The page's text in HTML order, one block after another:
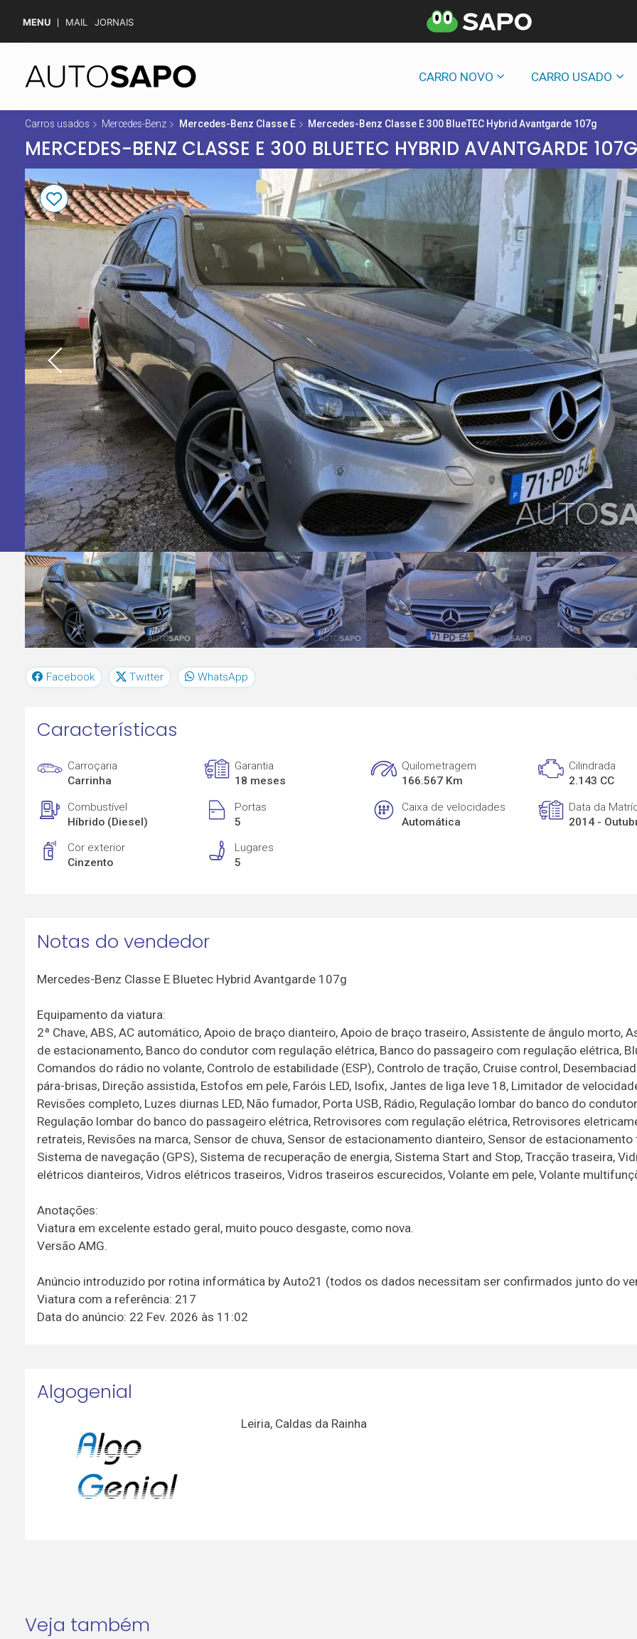
MENU MAIL JORNAIS
CARRO NOVO CARRO USADO
Carros usados Mercedes-Benz Mercedes-Benz Classe E Mercedes-Benz Classe E 300 BlueTEC Hybrid Avantgarde 107g
MERCEDES-BENZ CLASSE E 300 BLUETEC HYBRID AVANTGARDE 107G
Facebook Twitter WhatsApp
Características
Carroçaria
Carrinha
Garantia
18 meses
Quilometragem
166.567 Km
Cilindrada
2.143 CC
Combustível
Híbrido (Diesel)
Portas
5
Caixa de velocidades
Automática
Data da
2014 -
Cor exterior
Cinzento
Lugares
5
Notas do vendedor
Mercedes-Benz Classe E Bluetec Hybrid Avantgarde 107g
Equipamento da viatura:
2ª Chave, ABS, AC automático, Apoio de braço dianteiro, Apoio de braço traseiro, Assistente de ângulo morto,
de estacionamento, Banco do condutor com regulação elétrica, Banco do passageiro com regulação elétrica,
Comandos do rádio no volante, Controlo de estabilidade (ESP), Controlo de tração, Cruise control,
pára-brisas, Direção assistida, Estofos em pele, Faróis LED, Isofix, Jantes de liga leve 18, Limitador de
Revisões completo, Luzes diurnas LED, Não fumador, Porta USB, Rádio, Regulação lombar do banco do
Regulação lombar do banco do passageiro elétrica, Retrovisores com regulação elétrica, Retrovisores
retrateis, Revisões na marca, Sensor de chuva, Sensor de estacionamento dianteiro, Sensor de estacionamento
Sistema de navegação (GPS), Sistema de recuperação de energia, Sistema Start and Stop, Tracção traseira,
elétricos dianteiros, Vidros elétricos traseiros, Vidros traseiros escurecidos, Volante em pele, Volante
Anotações:
Viatura em excelente estado geral, muito pouco desgaste, como nova.
Versão AMG.
Anúncio introduzido por rotina informática by Auto21 (todos os dados necessitam ser confirmados junto do
Viatura com a referência: 217
Data do anúncio: 22 Fev. 2026 às 11:02
Algogenial
Leiria, Caldas da Rainha
Veja também